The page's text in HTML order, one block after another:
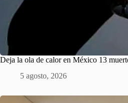
Deja la ola de calor en México 13
5 agosto, 2026